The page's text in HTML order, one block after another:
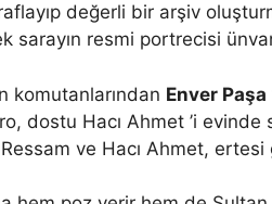
değerli bir arşiv
sarayın resmi portrecisi
komutanlarından Enver Paşa
dostu Hacı Ahmet ’i
ve Hacı Ahmet, ertesi